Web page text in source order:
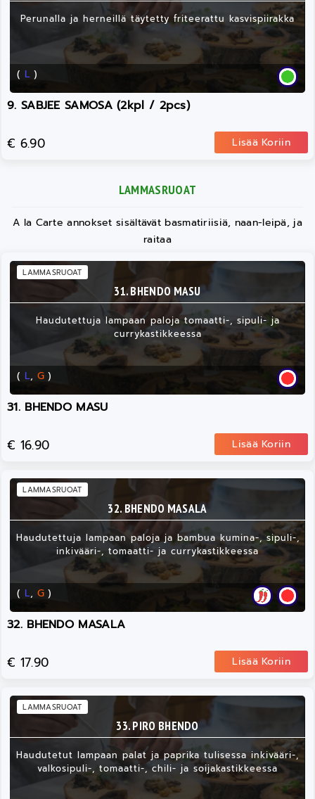
Perunalla ja herneillä täytetty friteerattu kasvispiirakka
( L )
9. SABJEE SAMOSA (2kpl / 2pcs)
€ 6.90 Lisää Koriin
LAMMASRUOAT
A la Carte annokset sisältävät basmatiriisiä, naan-leipä, ja
raitaa
31. BHENDO MASU
Haudutettuja lampaan paloja tomaatti-, sipuli- ja
currykastikkeessa
( L, G )
LAMMASRUOAT
31. BHENDO MASU
€ 16.90 Lisää Koriin
32. BHENDO MASALA
Haudutettuja lampaan paloja ja bambua kumina-, sipuli-,
inkivääri-, tomaatti- ja currykastikkeessa
( L, G )
LAMMASRUOAT
32. BHENDO MASALA
€ 17.90 Lisää Koriin
33. PIRO BHENDO
Haudutetut lampaan palat ja paprika tulisessa inkivääri-,
valkosipuli-, tomaatti-, chili- ja soijakastikkeessa
LAMMASRUOAT